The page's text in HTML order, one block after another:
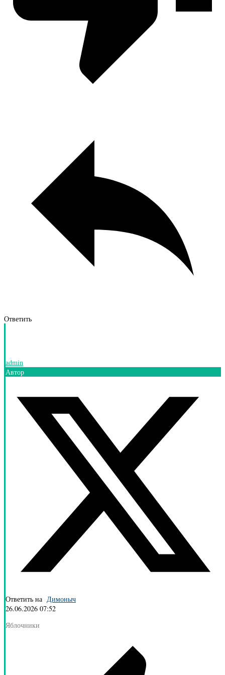
Ответить
admin
Автор
Ответить на Димоныч
26.06.2026 07:52
Яблочники